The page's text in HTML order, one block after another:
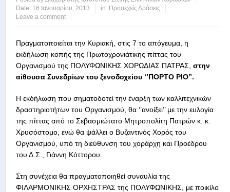
Date: 16 Ιανουαρίου, 2013 in: Προσεχείς Δράσεις
Leave a comment
Πραγματοποιείται την Κυριακή, στις 7 το απόγευμα, η
εκδήλωση κοπής της Πρωτοχρονιάτικης πίττας του
Οργανισμού της ΠΟΛΥΦΩΝΙΚΗΣ ΧΟΡΩΔΙΑΣ ΠΑΤΡΑΣ, στην
αίθουσα Συνεδρίων του ξενοδοχείου ‘’ΠΟΡΤΟ ΡΙΟ’’.
Η εκδήλωση που σηματοδοτεί την έναρξη των καλλιτεχνικών
δραστηριοτήτων του Οργανισμού, θα ‘’ανοίξει’’ με την ευλογία
της πίττας από το Σεβασμιώτατο Μητροπολίτη Πατρών κ. κ.
Χρυσόστομο, ενώ θα ψάλλει ο Βυζαντινός Χορός του
Οργανισμού, υπό τη διεύθυνση του χοράρχη και Προέδρου
του Δ.Σ., Γιάννη Κόττορου.
Στη συνέχεια θα πραγματοποιηθεί συναυλία της
ΦΙΛΑΡΜΟΝΙΚΗΣ ΟΡΧΗΣΤΡΑΣ της ΠΟΛΥΦΩΝΙΚΗΣ, με ποικίλο